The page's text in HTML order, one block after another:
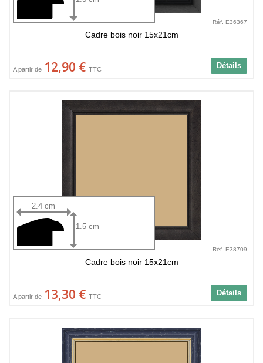
Réf. E36367
Cadre bois noir 15x21cm
Détails
A partir de 12,90 € TTC
2.4 cm
1.5 cm
Réf. E38709
Cadre bois noir 15x21cm
Détails
A partir de 13,30 € TTC